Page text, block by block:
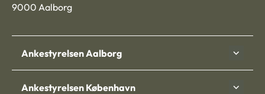
9000 Aalborg
Ankestyrelsen Aalborg
Ankestyrelsen København